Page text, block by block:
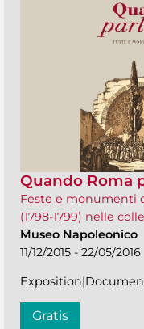
Quando Roma
Feste e monumenti
(1798-1799) nelle
Museo Napoleonico
11/12/2015 - 22/05/2016
Gratis